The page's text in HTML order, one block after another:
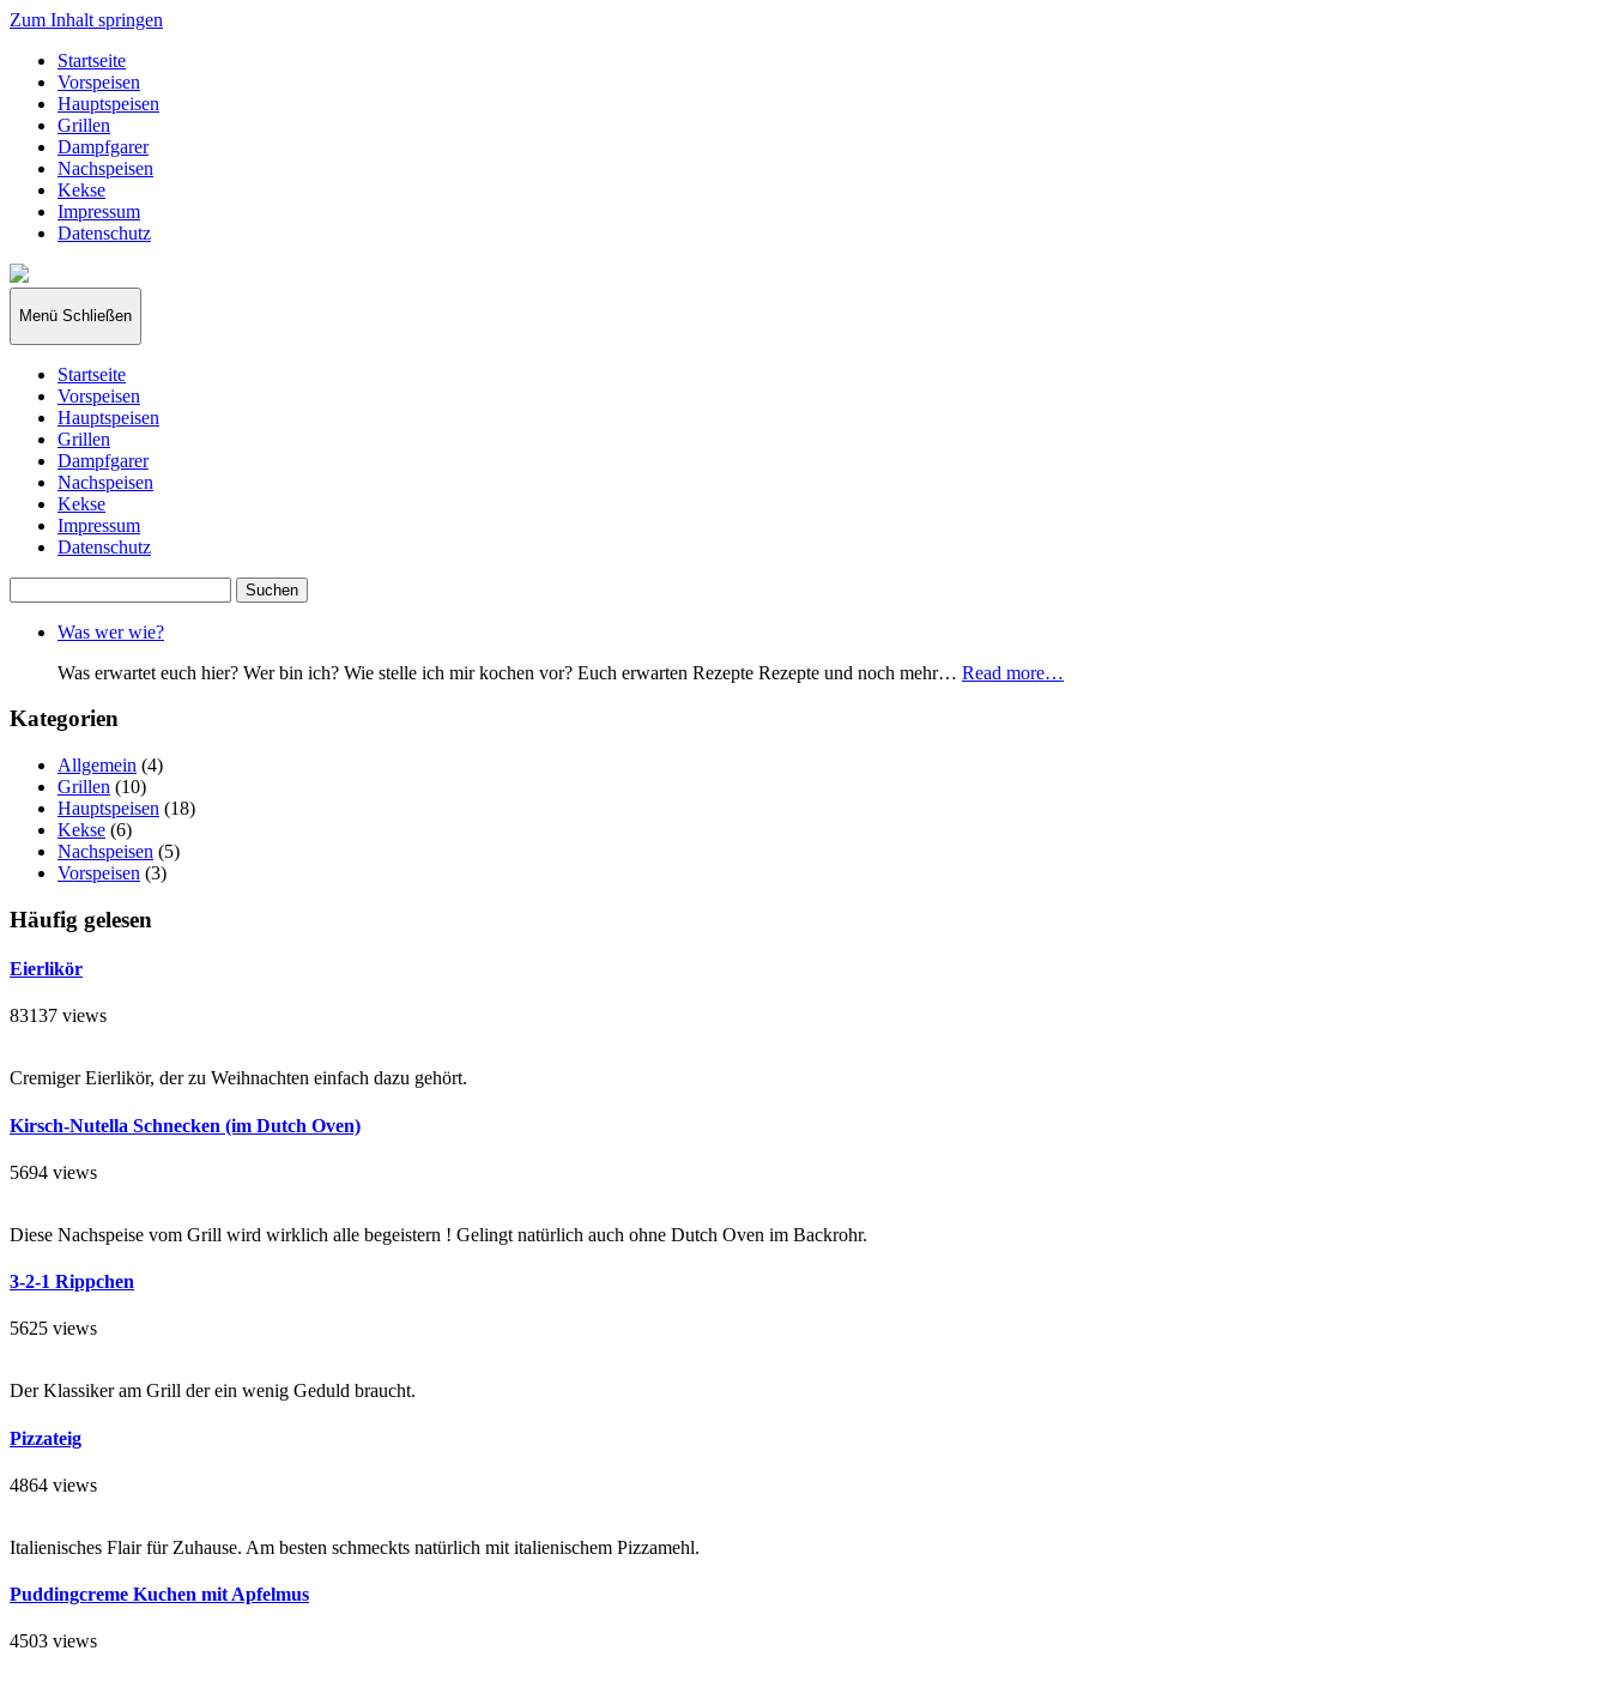
Zum Inhalt springen
Startseite
Vorspeisen
Hauptspeisen
Grillen
Dampfgarer
Nachspeisen
Kekse
Impressum
Datenschutz
papakocht
Menü Schließen
Startseite
Vorspeisen
Hauptspeisen
Grillen
Dampfgarer
Nachspeisen
Kekse
Impressum
Datenschutz
nach:
Was wer wie?
Was erwartet euch hier? Wer bin ich? Wie stelle ich mir kochen vor? Euch erwarten Rezepte Rezepte und noch mehr… Read more…
Kategorien
Allgemein (4)
Grillen (10)
Hauptspeisen (18)
Kekse (6)
Nachspeisen (5)
Vorspeisen (3)
Häufig gelesen
Eierlikör
83137 views
Cremiger Eierlikör, der zu Weihnachten einfach dazu gehört.
Kirsch-Nutella Schnecken (im Dutch Oven)
5694 views
Diese Nachspeise vom Grill wird wirklich alle begeistern ! Gelingt natürlich auch ohne Dutch Oven im Backrohr.
3-2-1 Rippchen
5625 views
Der Klassiker am Grill der ein wenig Geduld braucht.
Pizzateig
4864 views
Italienisches Flair für Zuhause. Am besten schmeckts natürlich mit italienischem Pizzamehl.
Puddingcreme Kuchen mit Apfelmus
4503 views